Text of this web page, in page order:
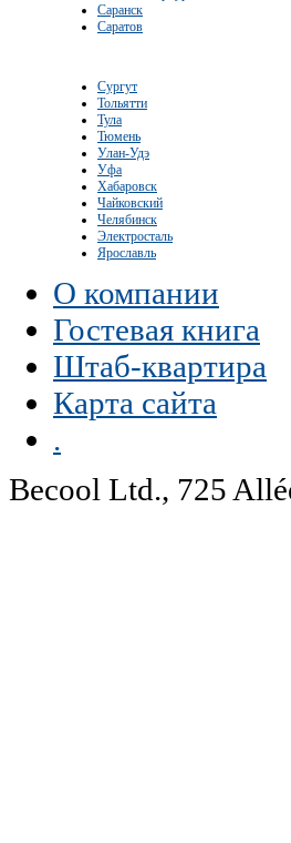
Саранск
Саратов
Сургут
Тольятти
Тула
Тюмень
Улан-Удэ
Уфа
Хабаровск
Чайковский
Челябинск
Электросталь
Ярославль
О компании
Гостевая книга
Штаб-квартира
Карта сайта
.
Becool Ltd., 725